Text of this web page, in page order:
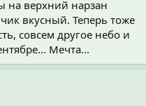
на верхний нарзан
вкусный. Теперь тоже
совсем другое небо и
Мечта...